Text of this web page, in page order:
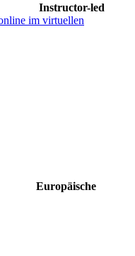
Instructor-led
im virtuellen
Europäische